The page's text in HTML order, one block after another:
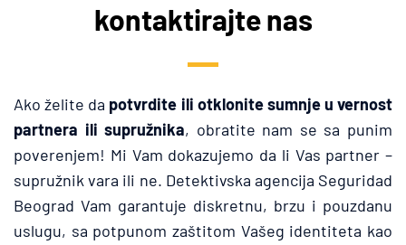
kontaktirajte nas
Ako želite da potvrdite ili otklonite sumnje u vernost
partnera ili supružnika, obratite nam se sa punim
poverenjem! Mi Vam dokazujemo da li Vas partner –
supružnik vara ili ne. Detektivska agencija Seguridad
Beograd Vam garantuje diskretnu, brzu i pouzdanu
uslugu, sa potpunom zaštitom Vašeg identiteta kao